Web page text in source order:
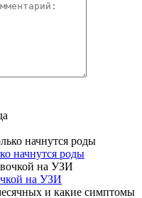
начнутся роды
на УЗИ